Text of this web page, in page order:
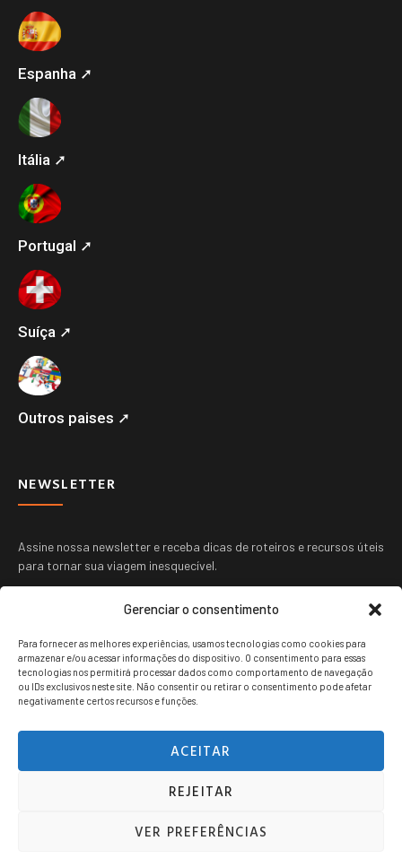
Gerenciar o consentimento
Para fornecer as melhores experiências, usamos tecnologias como cookies para
armazenar e/ou acessar informações do dispositivo. O consentimento para essas
tecnologias nos permitirá processar dados como comportamento de navegação
ou IDs exclusivos neste site. Não consentir ou retirar o consentimento pode afetar
negativamente certos recursos e funções.
ACEITAR
REJEITAR
VER PREFERÊNCIAS
Espanha ➚
Itália ➚
Portugal ➚
Suíça ➚
Outros paises ➚
NEWSLETTER
Assine nossa newsletter e receba dicas de roteiros e recursos úteis
para tornar sua viagem inesquecível.
ENVIAR
Viagem jovem copyright © 2024. Todos os direitos reservados.
POLITICA DE PRIVACIDADE TERMOS DE USO